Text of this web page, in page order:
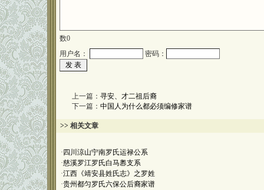
数0
用户名：
密码：
上一篇： 寻安、才二祖后裔
下一篇： 中国人为什么都必须编修家谱
>> 相关文章
· 四川涼山宁南罗氏运禄公系
·慈溪罗江罗氏白马嶴支系
·江西《靖安县姓氏志》之罗姓
·贵州都匀罗氏六保公后裔家谱